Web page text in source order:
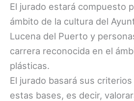
El jurado estará compuesto
ámbito de la cultura del
Lucena del Puerto y
carrera reconocida en el
plásticas.
El jurado basará sus
estas bases, es decir,